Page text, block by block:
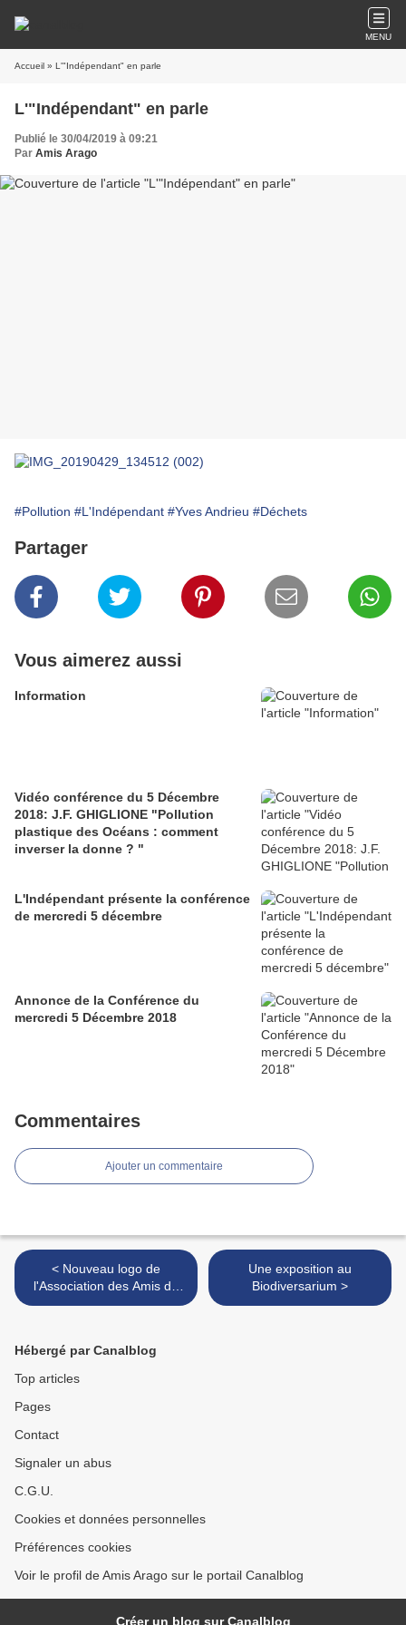
MENU
Accueil » L'"Indépendant" en parle
L'"Indépendant" en parle
Publié le 30/04/2019 à 09:21
Par Amis Arago
#Pollution #L'Indépendant #Yves Andrieu #Déchets
Partager
Vous aimerez aussi
Information
Vidéo conférence du 5 Décembre
2018: J.F. GHIGLIONE "Pollution
plastique des Océans : comment
inverser la donne ? "
L'Indépendant présente la conférence
de mercredi 5 décembre
Annonce de la Conférence du
mercredi 5 Décembre 2018
Commentaires
Ajouter un commentaire
< Nouveau logo de
l'Association des Amis du
Laboratoire Arago
Une exposition au
Biodiversarium >
Hébergé par Canalblog
Top articles
Pages
Contact
Signaler un abus
C.G.U.
Cookies et données personnelles
Préférences cookies
Voir le profil de Amis Arago sur le portail Canalblog
Créer un blog sur Canalblog